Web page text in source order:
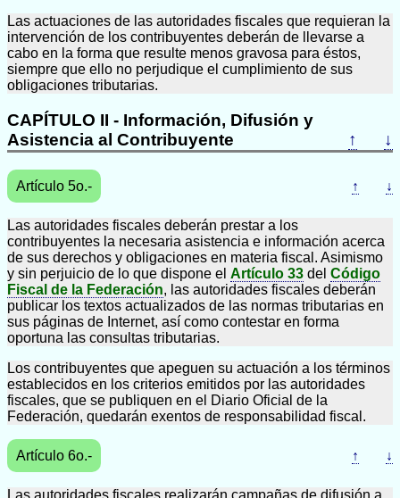
Las actuaciones de las autoridades fiscales que requieran la
intervención de los contribuyentes deberán de llevarse a
cabo en la forma que resulte menos gravosa para éstos,
siempre que ello no perjudique el cumplimiento de sus
obligaciones tributarias.
CAPÍTULO II - Información, Difusión y
Asistencia al Contribuyente
↑ ↓
Artículo 5o.- ↑ ↓
Las autoridades fiscales deberán prestar a los
contribuyentes la necesaria asistencia e información acerca
de sus derechos y obligaciones en materia fiscal. Asimismo
y sin perjuicio de lo que dispone el Artículo 33 del Código
Fiscal de la Federación, las autoridades fiscales deberán
publicar los textos actualizados de las normas tributarias en
sus páginas de Internet, así como contestar en forma
oportuna las consultas tributarias.
Los contribuyentes que apeguen su actuación a los términos
establecidos en los criterios emitidos por las autoridades
fiscales, que se publiquen en el Diario Oficial de la
Federación, quedarán exentos de responsabilidad fiscal.
Artículo 6o.- ↑ ↓
Las autoridades fiscales realizarán campañas de difusión a